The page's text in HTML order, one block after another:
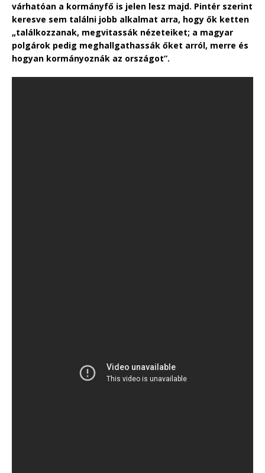
várhatóan a kormányfő is jelen lesz majd. Pintér szerint
keresve sem találni jobb alkalmat arra, hogy ők ketten
„találkozzanak, megvitassák nézeteiket; a magyar
polgárok pedig meghallgathassák őket arról, merre és
hogyan kormányoznák az országot”.